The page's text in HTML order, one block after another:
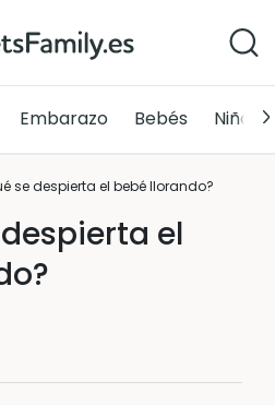
Embarazo Bebés Niños
se despierta el bebé llorando?
el